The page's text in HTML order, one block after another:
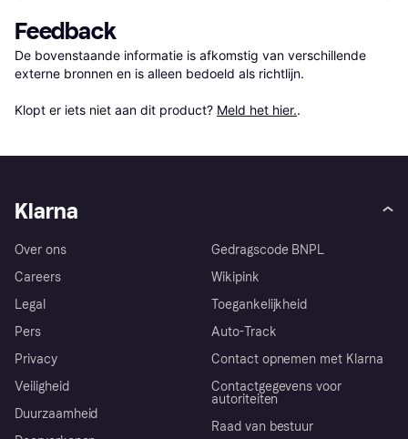
Feedback
De bovenstaande informatie is afkomstig van verschillende
externe bronnen en is alleen bedoeld als richtlijn.
Klopt er iets niet aan dit product? Meld het hier..
Klarna
Over ons
Careers
Legal
Pers
Privacy
Veiligheid
Duurzaamheid
Gedragscode BNPL
Wikipink
Toegankelijkheid
Auto-Track
Contact opnemen met Klarna
Contactgegevens voor
autoriteiten
Raad van bestuur